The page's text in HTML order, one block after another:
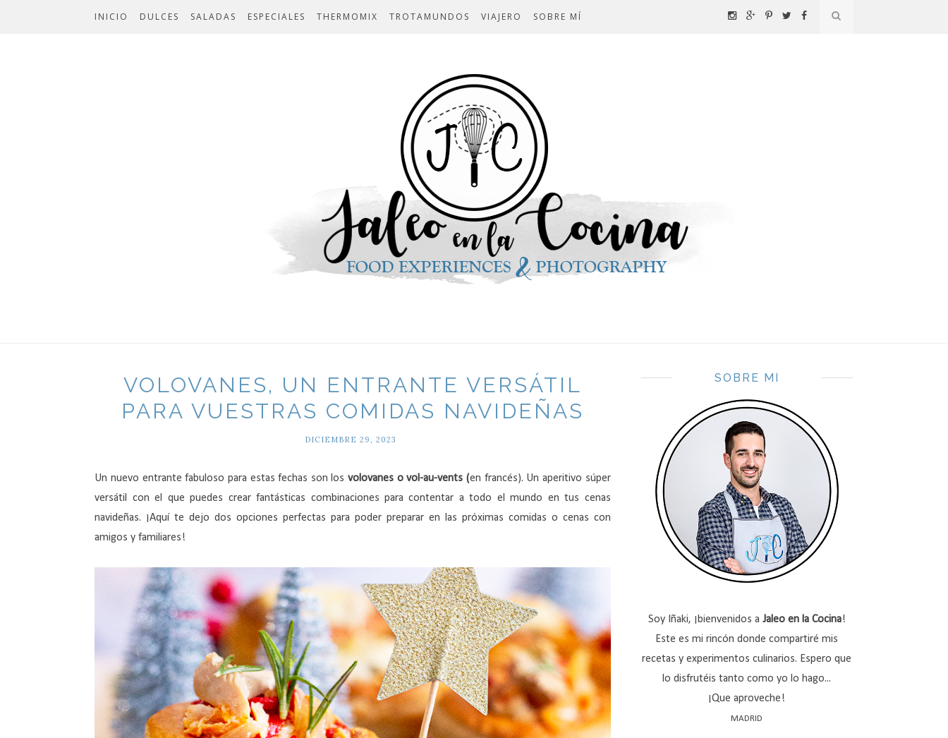
INICIO DULCES SALADAS ESPECIALES THERMOMIX TROTAMUNDOS VIAJERO SOBRE MÍ
VOLOVANES, UN ENTRANTE VERSÁTIL
PARA VUESTRAS COMIDAS NAVIDEÑAS
DICIEMBRE 29, 2023
Un nuevo entrante fabuloso para estas fechas son losvolovanes o vol-au-vents (en francés). Un aperitivo súper
versátil con el que puedes crear fantásticas combinaciones para contentar a todo el mundo en tus cenas
navideñas. ¡Aquí te dejo dos opciones perfectas para poder preparar en las próximas comidas o cenas con
amigos y familiares!
SOBRE MÍ
Soy Iñaki, ¡bienvenidos a Jaleo en la Cocina!
Este es mi rincón donde compartiré mis
recetas y experimentos culinarios. Espero que
lo disfrutéis tanto como yo lo hago...
¡Que aproveche!
MADRID